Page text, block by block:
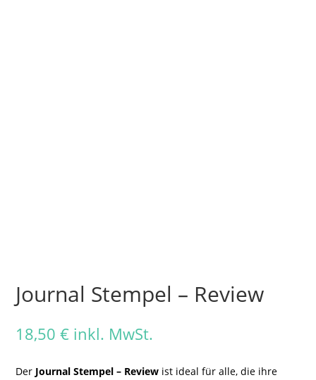
Journal Stempel – Review
18,50€ inkl. MwSt.
Der Journal Stempel – Review ist ideal für alle, die ihre